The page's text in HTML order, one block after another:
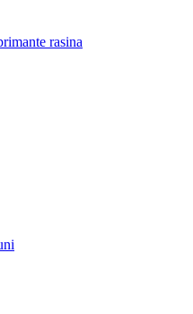
rasina